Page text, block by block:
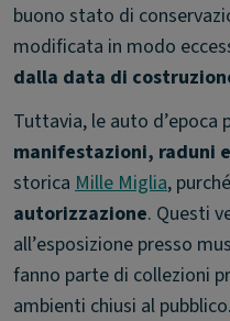
buono stato di
modificata in modo
dalla data di
Tuttavia, le auto d’epoca
manifestazioni, raduni
storica Mille Miglia,
autorizzazione. Questi
all’esposizione presso
fanno parte di collezioni
ambienti chiusi al pubblico.